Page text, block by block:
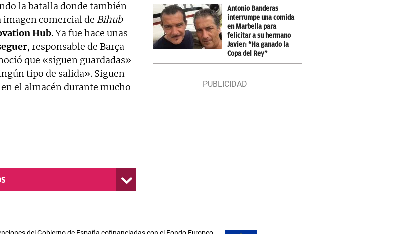
la batalla donde también
imagen comercial de Bihub
Hub. Ya fue hace unas
, responsable de Barça
que «siguen guardadas»
tipo de salida». Siguen
el almacén durante mucho
Antonio Banderas
interrumpe una comida
en Marbella para
felicitar a su hermano
Javier: “Ha ganado la
Copa del Rey”